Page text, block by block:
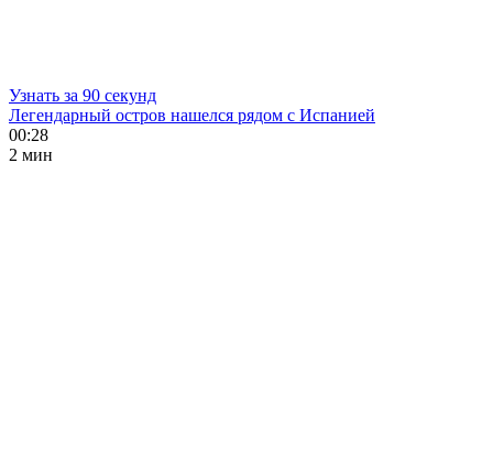
Узнать за 90 секунд
Легендарный остров нашелся рядом с Испанией
00:28
2 мин